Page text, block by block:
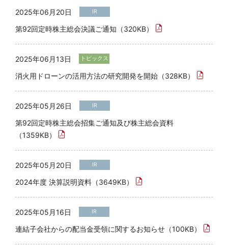
2025年06月20日 IR
第92回定時株主総会決議ご通知（320KB）
2025年06月13日 トピックス
消火用ドローンの活用方法の研究開発を開始（328KB）
2025年05月26日 IR
第92回定時株主総会招集ご通知及び株主総会資料
（1359KB）
2025年05月20日 IR
2024年度 決算説明資料（3649KB）
2025年05月16日 IR
連結子会社からの配当金受領に関するお知らせ（100KB）